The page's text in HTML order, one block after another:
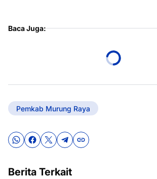
Baca Juga:
Pemkab Murung Raya
Berita Terkait